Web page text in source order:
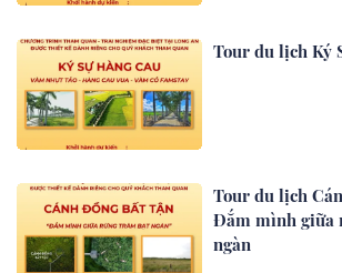
Tour du lịch Ký
Tour du lịch
Đắm mình giữa
ngàn